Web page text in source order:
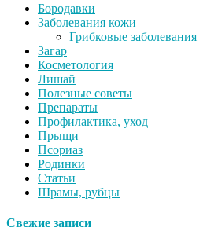
Бородавки
Заболевания кожи
Грибковые заболевания
Загар
Косметология
Лишай
Полезные советы
Препараты
Профилактика, уход
Прыщи
Псориаз
Родинки
Статьи
Шрамы, рубцы
Свежие записи